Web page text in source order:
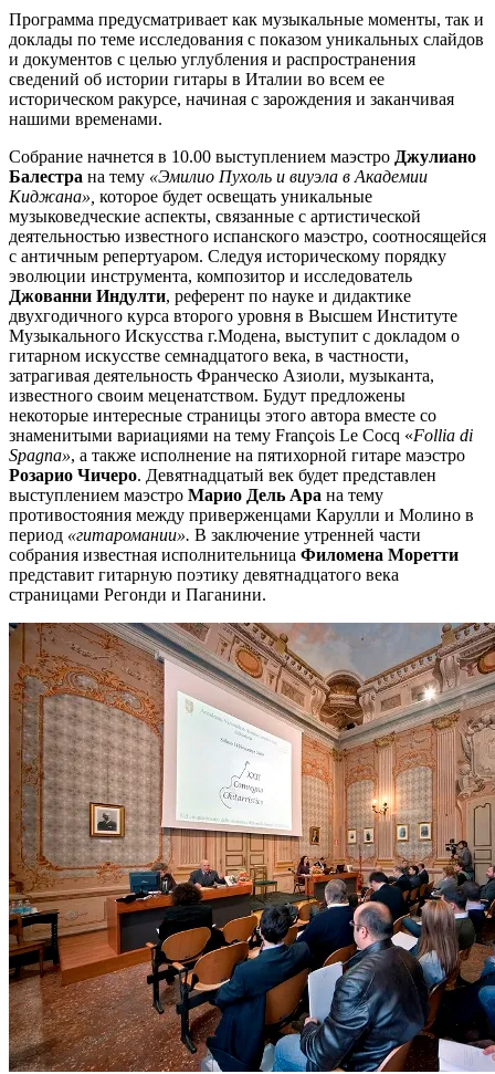
Программа предусматривает как музыкальные моменты, так и
доклады по теме исследования с показом уникальных слайдов
и документов с целью углубления и распространения
сведений об истории гитары в Италии во всем ее
историческом ракурсе, начиная с зарождения и заканчивая
нашими временами.
Собрание начнется в 10.00 выступлением маэстро Джулиано
Балестра на тему «Эмилио Пухоль и виуэла в Академии
Киджана», которое будет освещать уникальные
музыковедческие аспекты, связанные с артистической
деятельностью известного испанского маэстро, соотносящейся
с античным репертуаром. Следуя историческому порядку
эволюции инструмента, композитор и исследователь
Джованни Индулти, референт по науке и дидактике
двухгодичного курса второго уровня в Высшем Институте
Музыкального Искусства г.Модена, выступит с докладом о
гитарном искусстве семнадцатого века, в частности,
затрагивая деятельность Франческо Азиоли, музыканта,
известного своим меценатством. Будут предложены
некоторые интересные страницы этого автора вместе со
знаменитыми вариациями на тему François Le Cocq «Follia di
Spagna», а также исполнение на пятихорной гитаре маэстро
Розарио Чичеро. Девятнадцатый век будет представлен
выступлением маэстро Марио Дель Ара на тему
противостояния между приверженцами Карулли и Молино в
период «гитаромании». В заключение утренней части
собрания известная исполнительница Филомена Моретти
представит гитарную поэтику девятнадцатого века
страницами Регонди и Паганини.